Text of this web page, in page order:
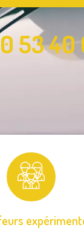
53 40